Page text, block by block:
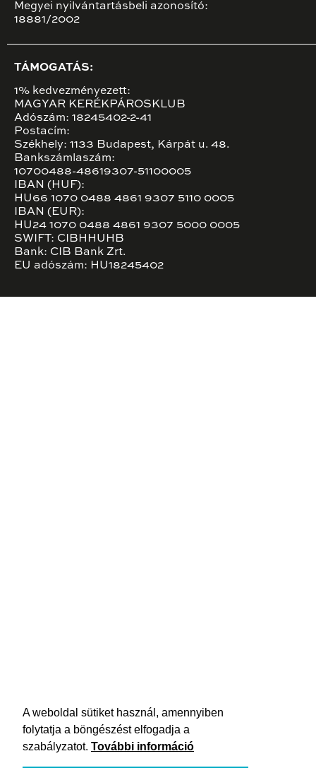
A weboldal sütiket használ, amennyiben
folytatja a böngészést elfogadja a
szabályzatot. További információ
Megyei nyilvántartásbeli azonosító:
18881/2002
TÁMOGATÁS:
1% kedvezményezett:
MAGYAR KERÉKPÁROSKLUB
Adószám: 18245402-2-41
Postacím:
Székhely: 1133 Budapest, Kárpát u. 48.
Bankszámlaszám:
10700488-48619307-51100005
IBAN (HUF):
HU66 1070 0488 4861 9307 5110 0005
IBAN (EUR):
HU24 1070 0488 4861 9307 5000 0005
SWIFT: CIBHHUHB
Bank: CIB Bank Zrt.
EU adószám: HU18245402